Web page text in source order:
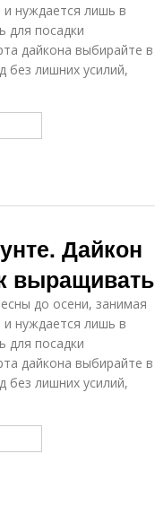
и нуждается лишь в
для посадки
дайкона выбирайте в
без лишних усилий,
Дайкон
выращивать
до осени, занимая
и нуждается лишь в
для посадки
дайкона выбирайте в
без лишних усилий,